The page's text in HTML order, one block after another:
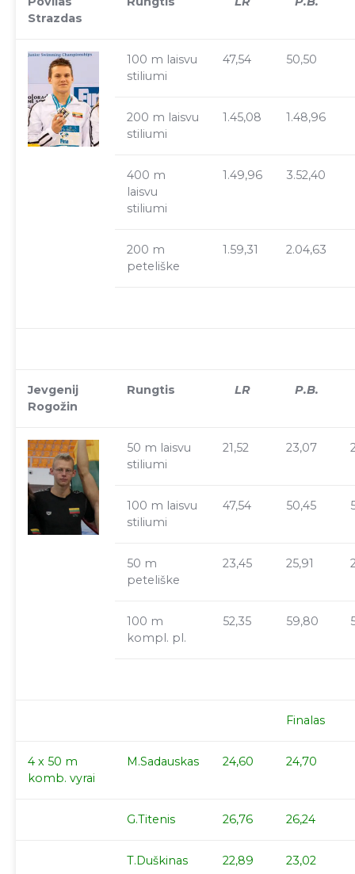
Strazdas
100 m laisvu
stiliumi
47,54 50,50
200 m laisvu
stiliumi
1.45,08 1.48,96
400 m
laisvu
stiliumi
1.49,96 3.52,40
200 m
peteliške
1.59,31 2.04,63
Jevgenij
Rogožin
Rungtis LR P.B.
50 m laisvu
stiliumi
21,52 23,07
100 m laisvu
stiliumi
47,54 50,45
50 m
peteliške
23,45 25,91
100 m
kompl. pl.
52,35 59,80
Finalas
4 x 50 m
komb. vyrai
M.Sadauskas 24,60 24,70
G.Titenis 26,76 26,24
T.Duškinas 22,89 23,02